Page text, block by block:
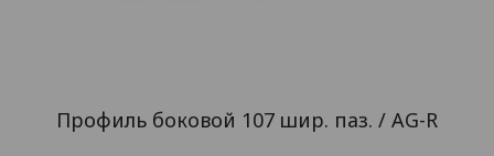
Профиль боковой 107 шир. паз. / AG-R